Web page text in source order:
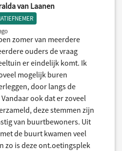
van Laanen
zomer van meerdere
ouders de vraag
er eindelijk komt. Ik
mogelijk buren
door langs de
ook dat er zoveel
deze stemmen zijn
van buurtbewoners. Uit
de buurt kwamen veel
zo is deze ont.oetingsplek